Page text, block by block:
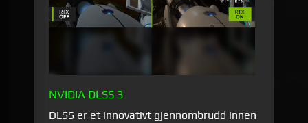
NVIDIA DLSS 3
DLSS er et innovativt gjennombrudd innen